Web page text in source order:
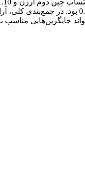
جایگزین‌هایی